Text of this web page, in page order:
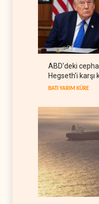
ABD'deki
Hegseth'i karşı
BATI YARIM KÜRE